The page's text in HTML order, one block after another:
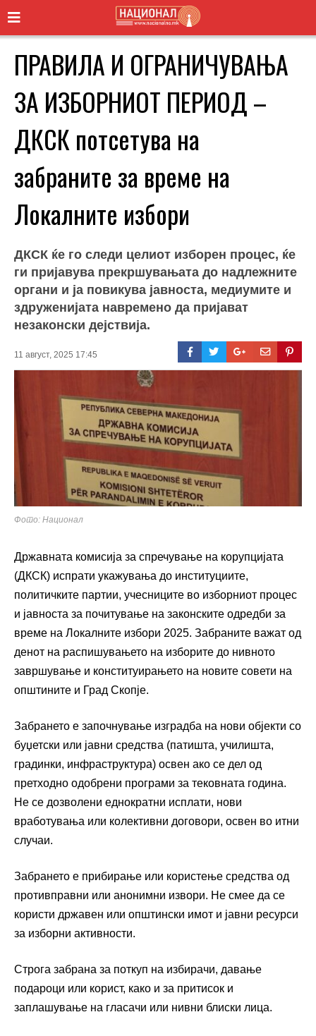
ПРАВИЛА И ОГРАНИЧУВАЊА
ЗА ИЗБОРНИОТ ПЕРИОД –
ДКСК потсетува на
забраните за време на
Локалните избори
ДКСК ќе го следи целиот изборен процес, ќе
ги пријавува прекршувањата до надлежните
органи и ја повикува јавноста, медиумите и
здруженијата навремено да пријават
незаконски дејствија.
11 август, 2025 17:45
Фото: Национал
Државната комисија за спречување на корупцијата
(ДКСК) испрати укажувања до институциите,
политичките партии, учесниците во изборниот процес
и јавноста за почитување на законските одредби за
време на Локалните избори 2025. Забраните важат од
денот на распишувањето на изборите до нивното
завршување и конституирањето на новите совети на
општините и Град Скопје.
Забрането е започнување изградба на нови објекти со
буџетски или јавни средства (патишта, училишта,
градинки, инфраструктура) освен ако се дел од
претходно одобрени програми за тековната година.
Не се дозволени еднократни исплати, нови
вработувања или колективни договори, освен во итни
случаи.
Забрането е прибирање или користење средства од
противправни или анонимни извори. Не смее да се
користи државен или општински имот и јавни ресурси
за изборни активности.
Строга забрана за поткуп на избирачи, давање
подароци или корист, како и за притисок и
заплашување на гласачи или нивни блиски лица.